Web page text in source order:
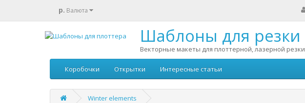
р. Валюта
Шаблоны для резки
Векторные макеты для плоттерной, лазерной резки
Коробочки Открытки Интересные статьи
Winter elements